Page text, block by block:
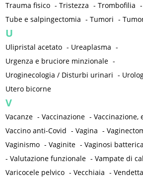
Trauma fisico -Tristezza -Trombofilia
Tube e salpingectomia -Tumori -
U
Ulipristal acetato - Ureaplasma -
Urgenza e bruciore minzionale -
Uroginecologia / Disturbi urinari -
Utero bicorne
V
Vacanze -Vaccinazione -
Vaccino anti-Covid -Vagina -
Vaginismo -Vaginite -Vaginosi batterica
-Valutazione funzionale -Vampate di
Varicocele pelvico -Vecchiaia -Vendetta